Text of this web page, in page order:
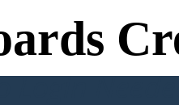
Login